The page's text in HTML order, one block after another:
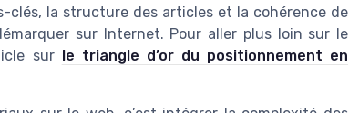
clés, la structure des articles et la cohérence de
sur Internet. Pour aller plus loin sur le
sur le triangle d’or du positionnement en